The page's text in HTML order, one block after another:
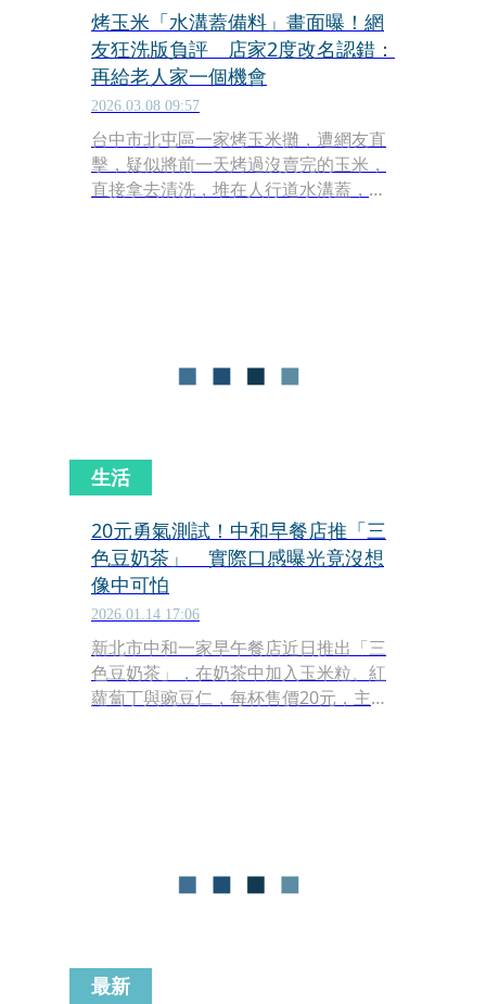
烤玉米「水溝蓋備料」畫面曝！網
友狂洗版負評 店家2度改名認錯：
再給老人家一個機會
2026.03.08 09:57
台中市北屯區一家烤玉米攤，遭網友直
擊，疑似將前一天烤過沒賣完的玉米，
直接拿去清洗，堆在人行道水溝蓋，再
依程序派員前往稽查。
生活
20元勇氣測試！中和早餐店推「三
色豆奶茶」 實際口感曝光竟沒想
像中可怕
2026.01.14 17:06
新北市中和一家早午餐店近日推出「三
色豆奶茶」，在奶茶中加入玉米粒、紅
蘿蔔丁與豌豆仁，每杯售價20元，主打
最新